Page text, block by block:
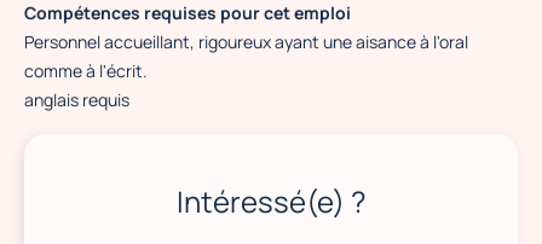
Compétences requises pour cet emploi
Personnel accueillant, rigoureux ayant une aisance à l'oral
comme à l'écrit.
anglais requis
Intéressé(e) ?